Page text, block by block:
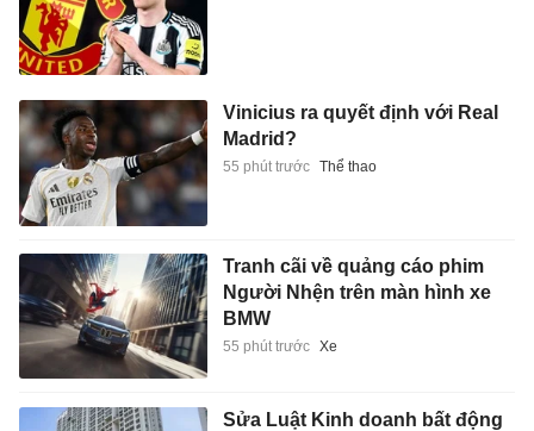
Vinicius ra quyết định với Real
Madrid?
55 phút trước Thể thao
Tranh cãi về quảng cáo phim
Người Nhện trên màn hình xe
BMW
55 phút trước Xe
Sửa Luật Kinh doanh bất động